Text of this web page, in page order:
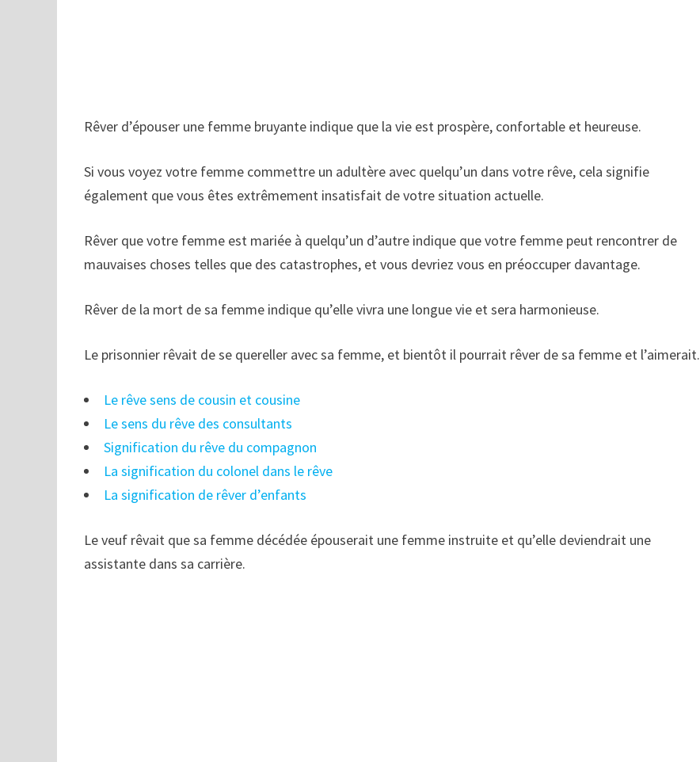
Rêver d’épouser une femme bruyante indique que la vie est prospère, confortable et heureuse.
Si vous voyez votre femme commettre un adultère avec quelqu’un dans votre rêve, cela signifie
également que vous êtes extrêmement insatisfait de votre situation actuelle.
Rêver que votre femme est mariée à quelqu’un d’autre indique que votre femme peut rencontrer de
mauvaises choses telles que des catastrophes, et vous devriez vous en préoccuper davantage.
Rêver de la mort de sa femme indique qu’elle vivra une longue vie et sera harmonieuse.
Le prisonnier rêvait de se quereller avec sa femme, et bientôt il pourrait rêver de sa femme et l’aimerait.
Le rêve sens de cousin et cousine
Le sens du rêve des consultants
Signification du rêve du compagnon
La signification du colonel dans le rêve
La signification de rêver d’enfants
Le veuf rêvait que sa femme décédée épouserait une femme instruite et qu’elle deviendrait une
assistante dans sa carrière.